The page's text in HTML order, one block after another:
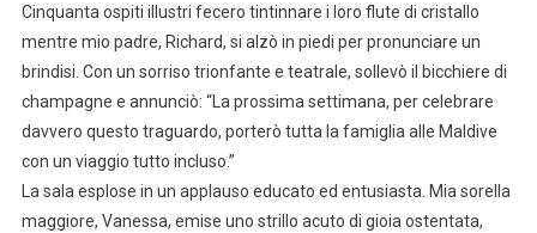
Cinquanta ospiti illustri fecero tintinnare i loro flute di cristallo
mentre mio padre, Richard, si alzò in piedi per pronunciare un
brindisi. Con un sorriso trionfante e teatrale, sollevò il bicchiere di
champagne e annunciò: “La prossima settimana, per celebrare
davvero questo traguardo, porterò tutta la famiglia alle Maldive
con un viaggio tutto incluso.”
La sala esplose in un applauso educato ed entusiasta. Mia sorella
maggiore, Vanessa, emise uno strillo acuto di gioia ostentata,